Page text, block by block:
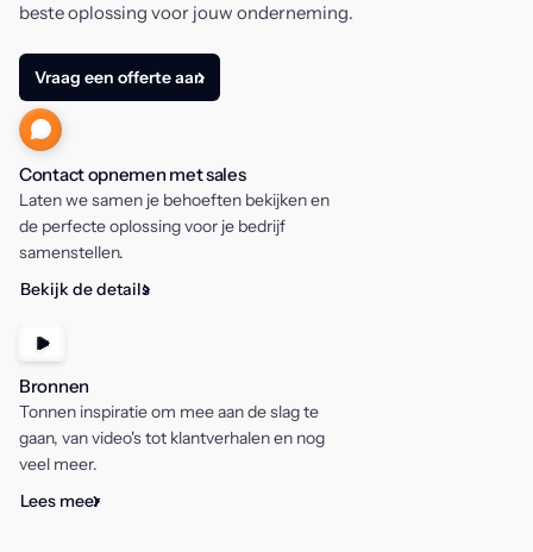
beste oplossing voor jouw onderneming.
Vraag een offerte aan
Contact opnemen met sales
Laten we samen je behoeften bekijken en
de perfecte oplossing voor je bedrijf
samenstellen.
Bekijk de details
Bronnen
Tonnen inspiratie om mee aan de slag te
gaan, van video's tot klantverhalen en nog
veel meer.
Lees meer